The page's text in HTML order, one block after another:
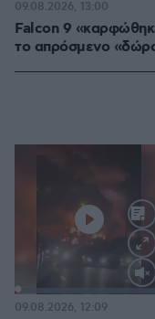
Falcon 9
το απρόσμενο
09.08.2026, 13:00
Loaded
100.00%
09.08.2026, 12:09